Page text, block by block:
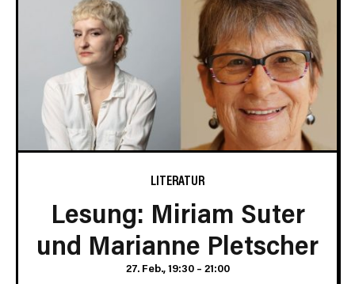
LITERATUR
Lesung: Miriam Suter
und Marianne Pletscher
27. Feb., 19:30– 21:00